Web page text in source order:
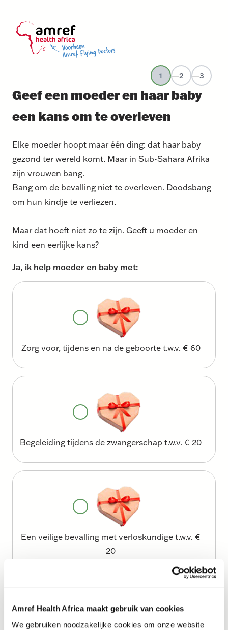
Amref Health Africa maakt gebruik van cookies
We gebruiken noodzakelijke cookies om onze website
1 2 3
Geef een moeder en haar baby
een kans om te overleven
Elke moeder hoopt maar één ding: dat haar baby
gezond ter wereld komt. Maar in Sub-Sahara Afrika
zijn vrouwen bang.
Bang om de bevalling niet te overleven. Doodsbang
om hun kindje te verliezen.
Maar dat hoeft niet zo te zijn. Geeft u moeder en
kind een eerlijke kans?
Ja, ik help moeder en baby met:
Zorg voor, tijdens en na de geboorte t.w.v. € 60
Begeleiding tijdens de zwangerschap t.w.v. € 20
Een veilige bevalling met verloskundige t.w.v. €
20